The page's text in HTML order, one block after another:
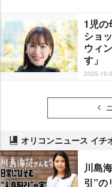
1児の
ショ
ウィ
す」
2025-10-
オリコンニュース イチ
川島
引”の